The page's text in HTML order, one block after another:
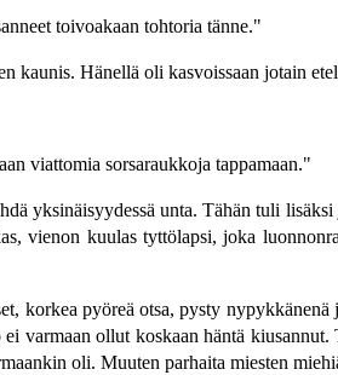
toivoakaan tohtoria tänne."
Hänellä oli kasvoissaan jotain
viattomia sorsaraukkoja tappamaan."
yksinäisyydessä unta. Tähän tuli
vienon kuulas tyttölapsi, joka
korkea pyöreä otsa, pysty
varmaan ollut koskaan häntä
oli. Muuten parhaita miesten